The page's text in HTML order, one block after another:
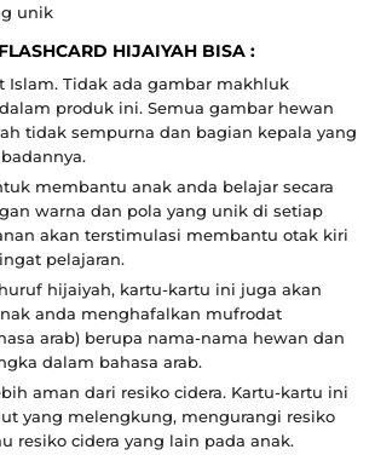
unik
HIJAIYAH BISA :
Islam. Tidak ada gambar makhluk
produk ini. Semua gambar hewan
tidak sempurna dan bagian kepala yang
membantu anak anda belajar secara
warna dan pola yang unik di setiap
akan terstimulasi membantu otak kiri
pelajaran.
hijaiyah, kartu-kartu ini juga akan
anda menghafalkan mufrodat
arab) berupa nama-nama hewan dan
dalam bahasa arab.
aman dari resiko cidera. Kartu-kartu ini
yang melengkung, mengurangi resiko
resiko cidera yang lain pada anak.